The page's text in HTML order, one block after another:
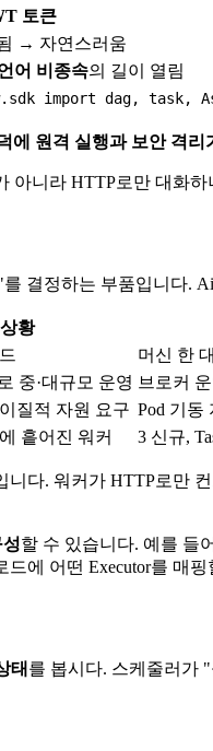
토큰
→ 자연스러움
어 비종속의 길이 열림
import dag, task,
원격 실행과 보안 격리
아니라 HTTP로만 대화
를 결정하는 부품입니다.
황
머신 한
중·대규모 운영 브로커
질적 자원 요구 Pod 기동
흩어진 워커 3 신규,
니다. 워커가 HTTP로만
할 수 있습니다. 예를 들
에 어떤 Executor를 매핑
태 를 봅시다. 스케줄러가